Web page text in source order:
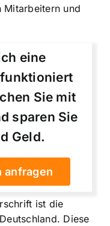
Mitarbeitern und
eine
Sie mit
sparen Sie
Geld.
anfragen
ist die
Diese